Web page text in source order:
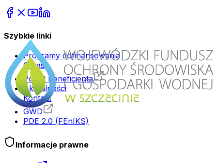
Szybkie linki
Programy dofinansowania
O nas
Portal Beneficjenta
Aktualności
Kontakt
GWD
PDE 2.0 (FEnIKS)
Informacje prawne